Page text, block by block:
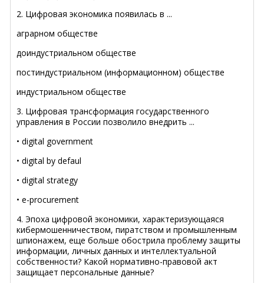
2. Цифровая экономика появилась в ...
аграрном обществе
доиндустриальном обществе
постиндустриальном (информационном) обществе
индустриальном обществе
3. Цифровая трансформация государственного
управления в России позволило внедрить ...
• digital government
• digital by defaul
• digital strategy
• e-procurement
4. Эпоха цифровой экономики, характеризующаяся
кибермошенничеством, пиратством и промышленным
шпионажем, еще больше обострила проблему защиты
информации, личных данных и интеллектуальной
собственности? Какой нормативно-правовой акт
защищает персональные данные?